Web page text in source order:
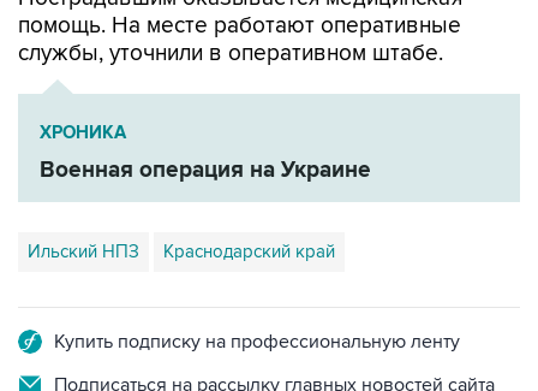
ХРОНИКА
Военная операция на Украине
Ильский НПЗ Краснодарский край
Подписаться на рассылку главных новостей сайта
Получать оперативные новости в официальном